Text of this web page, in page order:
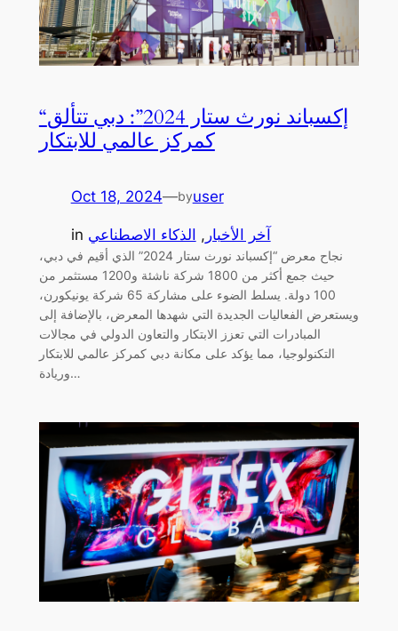
“إكسباند نورث ستار 2024”: دبي تتألق
كمركز عالمي للابتكار
Oct 18, 2024—byuser
in آخر الأخبار , الذكاء الاصطناعي
نجاح معرض “إكسباند نورث ستار 2024” الذي أقيم في دبي،
حيث جمع أكثر من 1800 شركة ناشئة و1200 مستثمر من
100 دولة. يسلط الضوء على مشاركة 65 شركة يونيكورن،
ويستعرض الفعاليات الجديدة التي شهدها المعرض، بالإضافة إلى
المبادرات التي تعزز الابتكار والتعاون الدولي في مجالات
التكنولوجيا، مما يؤكد على مكانة دبي كمركز عالمي للابتكار
وريادة…